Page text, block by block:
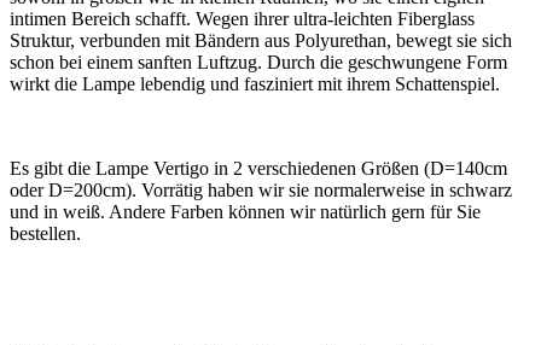
intimen Bereich schafft. Wegen ihrer ultra-leichten Fiberglass
Struktur, verbunden mit Bändern aus Polyurethan, bewegt sie sich
schon bei einem sanften Luftzug. Durch die geschwungene Form
wirkt die Lampe lebendig und fasziniert mit ihrem Schattenspiel.
Es gibt die Lampe Vertigo in 2 verschiedenen Größen (D=140cm
oder D=200cm). Vorrätig haben wir sie normalerweise in schwarz
und in weiß. Andere Farben können wir natürlich gern für Sie
bestellen.